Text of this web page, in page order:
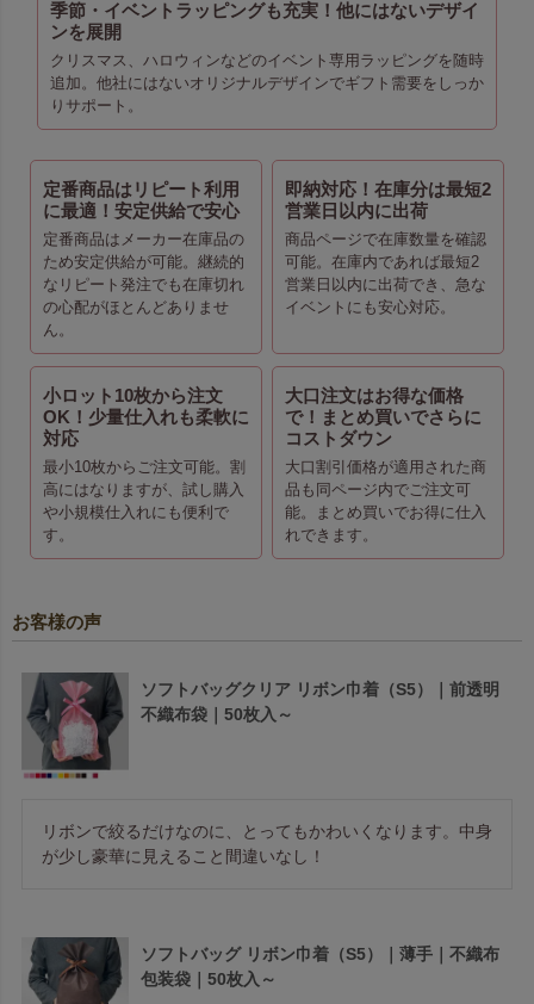
季節・イベントラッピングも充実！他にはないデザイ
ンを展開
クリスマス、ハロウィンなどのイベント専用ラッピングを随時
追加。他社にはないオリジナルデザインでギフト需要をしっか
りサポート。
定番商品はリピート利用
に最適！安定供給で安心
定番商品はメーカー在庫品の
ため安定供給が可能。継続的
なリピート発注でも在庫切れ
の心配がほとんどありませ
ん。
即納対応！在庫分は最短2
営業日以内に出荷
商品ページで在庫数量を確認
可能。在庫内であれば最短2
営業日以内に出荷でき、急な
イベントにも安心対応。
小ロット10枚から注文
OK！少量仕入れも柔軟に
対応
最小10枚からご注文可能。割
高にはなりますが、試し購入
や小規模仕入れにも便利で
す。
大口注文はお得な価格
で！まとめ買いでさらに
コストダウン
大口割引価格が適用された商
品も同ページ内でご注文可
能。まとめ買いでお得に仕入
れできます。
お客様の声
ソフトバッグクリア リボン巾着（S5）｜前透明
不織布袋｜50枚入～
リボンで絞るだけなのに、とってもかわいくなります。中身
が少し豪華に見えること間違いなし！
ソフトバッグ リボン巾着（S5）｜薄手｜不織布
包装袋｜50枚入～